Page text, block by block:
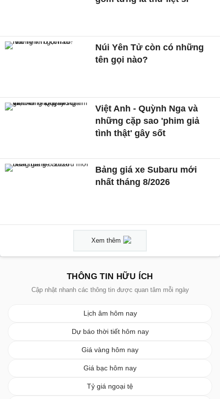
Núi Yên Tử còn có những
tên gọi nào?
Việt Anh - Quỳnh Nga và
những cặp sao 'phim giả
tình thật' gây sốt
Bảng giá xe Subaru mới
nhất tháng 8/2026
Xem thêm
THÔNG TIN HỮU ÍCH
Cập nhật nhanh các thông tin được quan tâm mỗi ngày
Lịch âm hôm nay
Dự báo thời tiết hôm nay
Giá vàng hôm nay
Giá bạc hôm nay
Tỷ giá ngoại tệ